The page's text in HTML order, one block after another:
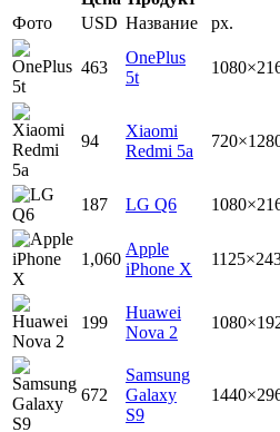
Фото
USD Название px.
463
OnePlus
5t
94
Xiaomi
Redmi 5a
187 LG Q6
1,060
Apple
iPhone X
199
Huawei
Nova 2
672
Samsung
Galaxy
S9